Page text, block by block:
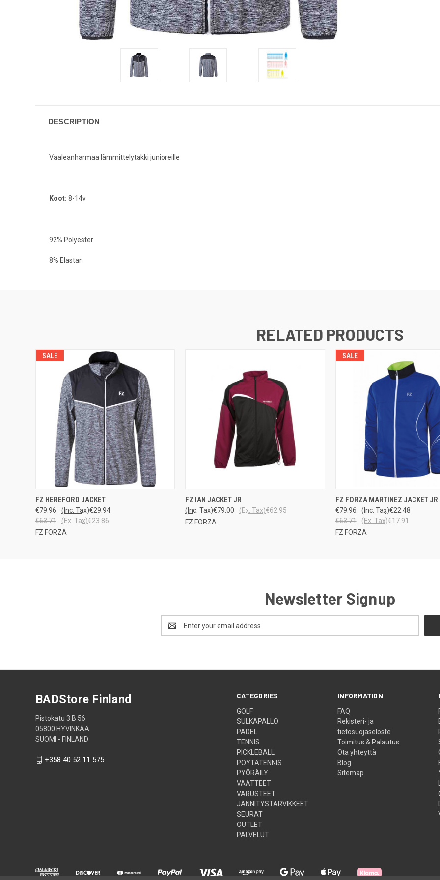
DESCRIPTION
Vaaleanharmaa lämmittelytakki junioreille
Koot: 8-14v
92% Polyester
8% Elastan
RELATED PRODUCTS
SALE
QUICK VIEW
FZ HEREFORD JACKET
€79.96 €29.94
(Inc. Tax)
€63.71
€23.86
(Ex. Tax)
FZ FORZA
QUICK VIEW
FZ IAN JACKET JR
€79.00
(Inc. Tax) €62.95
(Ex. Tax)
FZ FORZA
SALE
QUICK VIEW VIEW
FZ FORZA MARTINEZ JACKET JR
€79.96 €22.48
(Inc. Tax)
€63.71
€17.91
(Ex. Tax)
FZ FORZA
Newsletter Signup
Address
CATEGORIES
GOLF
SULKAPALLO
PADEL
TENNIS
PICKLEBALL
PÖYTÄTENNIS
PYÖRÄILY
VAATTEET
VARUSTEET
JÄNNITYSTARVIKKEET
SEURAT
OUTLET
PALVELUT
INFORMATION
FAQ
Rekisteri- ja
tietosuojaseloste
Toimitus & Palautus
Ota yhteyttä
Blog
Sitemap
BADStore Finland
Pistokatu 3 B 56
05800 HYVINKÄÄ
SUOMI - FINLAND
+358 40 52 11 575